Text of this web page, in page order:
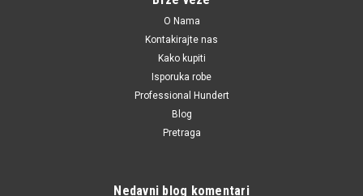
O Nama
Kontakirajte nas
Kako kupiti
Isporuka robe
Professional Hundert
Blog
Pretraga
Nedavni blog komentari